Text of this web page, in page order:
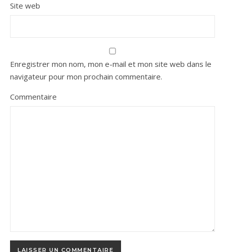
Site web
Enregistrer mon nom, mon e-mail et mon site web dans le
navigateur pour mon prochain commentaire.
Commentaire